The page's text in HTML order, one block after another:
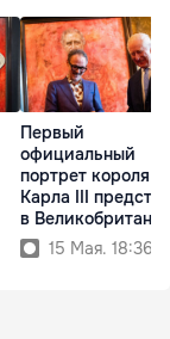
Первый
официальный
портрет короля
Карла III
в
15 Мая. 18:36